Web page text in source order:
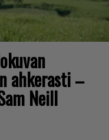
ahkerasti –
Neill